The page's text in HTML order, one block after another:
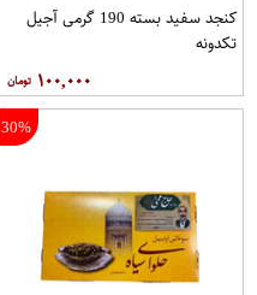
کنجد سفید بسته 190 گرمی آجیل
تکدونه
۱۰۰,۰۰۰
30%